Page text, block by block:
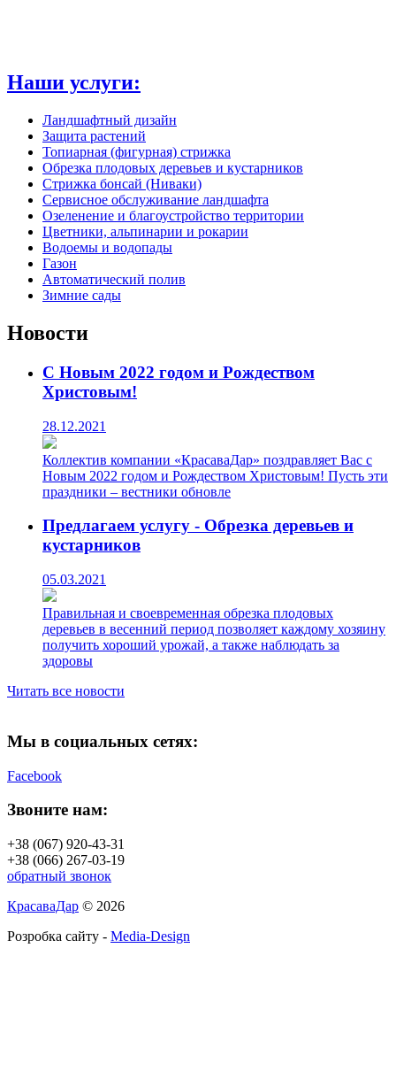
Наши услуги:
Ландшафтный дизайн
Защита растений
Топиарная (фигурная) стрижка
Обрезка плодовых деревьев и кустарников
Стрижка бонсай (Ниваки)
Сервисное обслуживание ландшафта
Озеленение и благоустройство территории
Цветники, альпинарии и рокарии
Водоемы и водопады
Газон
Автоматический полив
Зимние сады
Новости
С Новым 2022 годом и Рождеством
Христовым!
28.12.2021
Коллектив компании «КрасаваДар» поздравляет Вас с
Новым 2022 годом и Рождеством Христовым! Пусть эти
праздники – вестники обновле
Предлагаем услугу - Обрезка деревьев и
кустарников
05.03.2021
Правильная и своевременная обрезка плодовых
деревьев в весенний период позволяет каждому хозяину
получить хороший урожай, а также наблюдать за
здоровы
Читать все новости
Мы в социальных сетях:
Facebook
Звоните нам:
+38 (067) 920-43-31
+38 (066) 267-03-19
обратный звонок
КрасаваДар © 2026
Розробка сайту - Media-Design